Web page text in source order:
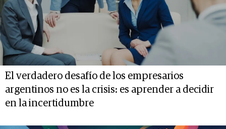
El verdadero desafío de los empresarios
argentinos no es la crisis: es aprender a decidir
en la incertidumbre